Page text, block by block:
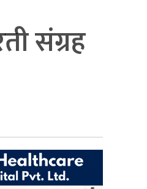
संग्रह